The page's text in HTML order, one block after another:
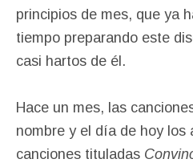
principios de mes, que ya
tiempo preparando este
casi hartos de él.
Hace un mes, las
nombre y el día de hoy los
canciones tituladas